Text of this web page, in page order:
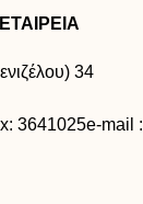
34
3641025e-mail :